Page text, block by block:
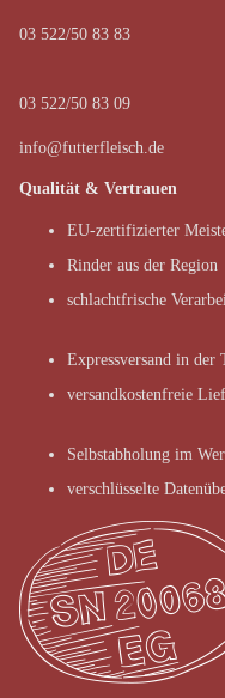
03 522/50 83 83
03 522/50 83 09
info@futterfleisch.de
Qualität & Vertrauen
EU-zertifizierter
Rinder aus der Region
schlachtfrische
Expressversand in der
versandkostenfreie
Selbstabholung im
verschlüsselte